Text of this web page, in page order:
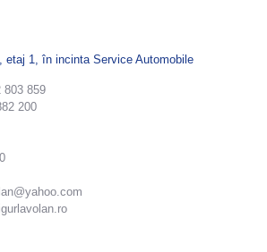
etaj 1, în incinta Service Automobile
803 859
200